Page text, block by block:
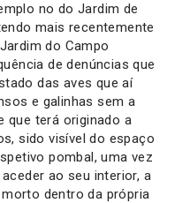
no do Jardim de
mais recentemente
do Campo
de denúncias que
das aves que aí
e galinhas sem a
que terá originado a
sido visível do espaço
pombal, uma vez
ao seu interior, a
dentro da própria